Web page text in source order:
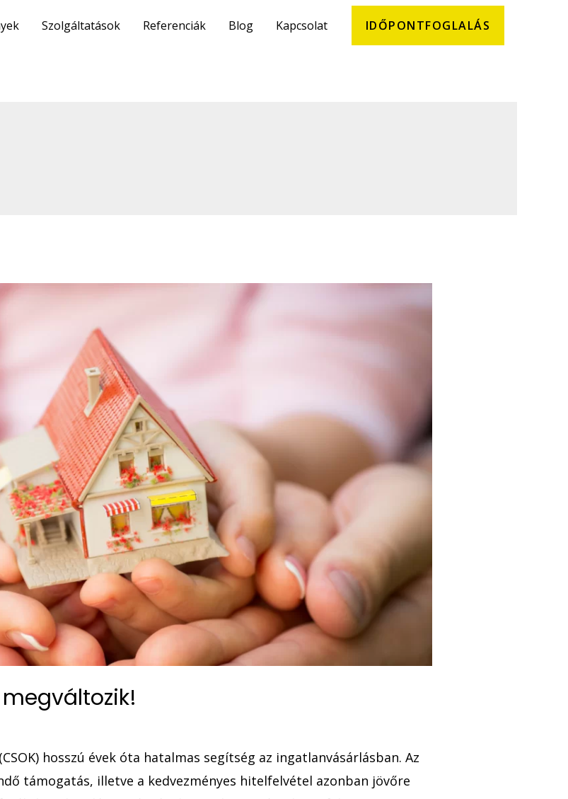
Szolgáltatások Referenciák Blog Kapcsolat IDŐPONTFOGLALÁS
hosszú évek óta hatalmas segítség az ingatlanvásárlásban. Az
támogatás, illetve a kedvezményes hitelfelvétel azonban jövőre